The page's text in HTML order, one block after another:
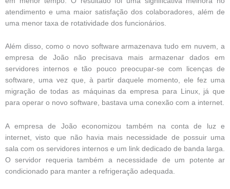
atendimento e uma maior satisfação dos colaboradores, além de
uma menor taxa de rotatividade dos funcionários.
Além disso, como o novo software armazenava tudo em nuvem, a
empresa de João não precisava mais armazenar dados em
servidores internos e tão pouco preocupar-se com licenças de
software, uma vez que, à partir daquele momento, ele fez uma
migração de todas as máquinas da empresa para Linux, já que
para operar o novo software, bastava uma conexão com a internet.
A empresa de João economizou também na conta de luz e
internet, visto que não havia mais necessidade de possuir uma
sala com os servidores internos e um link dedicado de banda larga.
O servidor requeria também a necessidade de um potente ar
condicionado para manter a refrigeração adequada.